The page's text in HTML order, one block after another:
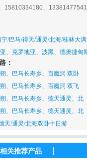
15810334180、13381477541
/巴马/得天/通灵/北海/桂林大
、克罗地亚、波黑、德奥捷匈
：
、巴马长寿乡、百魔洞 双卧
、巴马长寿乡、百魔洞 双飞
、巴马长寿乡、德天通灵、北
、巴马长寿乡、德天通灵、北
天/通灵/北海双卧十日游
相关推荐产品